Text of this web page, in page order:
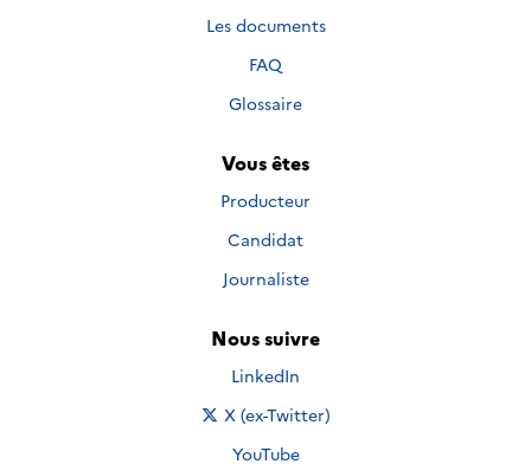
Les documents
FAQ
Glossaire
Vous êtes
Producteur
Candidat
Journaliste
Nous suivre
Nous suivre sur
LinkedIn
Nous suivre sur
X (ex-Twitter)
Nous suivre sur
YouTube